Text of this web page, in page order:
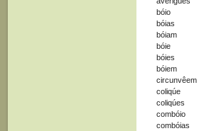
bóio
bóias
bóiam
bóie
bóies
bóiem
circunvêem
coliqúe
coliqúes
combóio
combóias